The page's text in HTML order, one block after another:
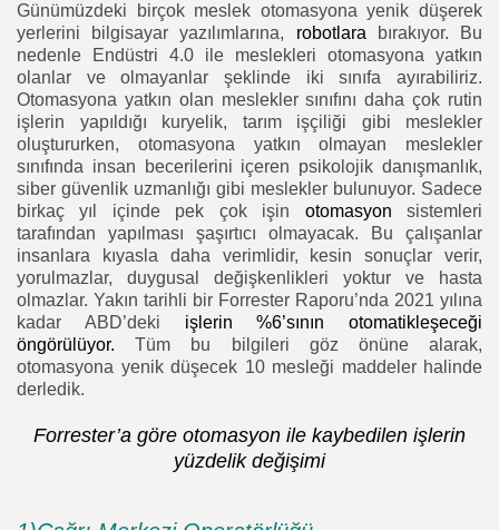
Günümüzdeki birçok meslek otomasyona yenik düşerek
yerlerini bilgisayar yazılımlarına, robotlara bırakıyor. Bu
nedenle Endüstri 4.0 ile meslekleri otomasyona yatkın
olanlar ve olmayanlar şeklinde iki sınıfa ayırabiliriz.
Otomasyona yatkın olan meslekler sınıfını daha çok rutin
işlerin yapıldığı kuryelik, tarım işçiliği gibi meslekler
oluştururken, otomasyona yatkın olmayan meslekler
sınıfında insan becerilerini içeren psikolojik danışmanlık,
siber güvenlik uzmanlığı gibi meslekler bulunuyor. Sadece
birkaç yıl içinde pek çok işin otomasyon
sistemleri
tarafından yapılması şaşırtıcı olmayacak.
Bu çalışanlar
insanlara kıyasla daha verimlidir, kesin sonuçlar verir,
yorulmazlar, duygusal değişkenlikleri yoktur ve hasta
olmazlar. Yakın tarihli bir Forrester Raporu’nda 2021 yılına
kadar ABD’deki işlerin %6’sının otomatikleşeceği
öngörülüyor.Tüm bu bilgileri göz önüne alarak,
otomasyona yenik düşecek 10 mesleği maddeler halinde
derledik.
Forrester’a göre otomasyon ile kaybedilen işlerin
yüzdelik değişimi